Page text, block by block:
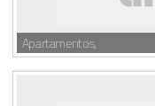
Apartamentos,